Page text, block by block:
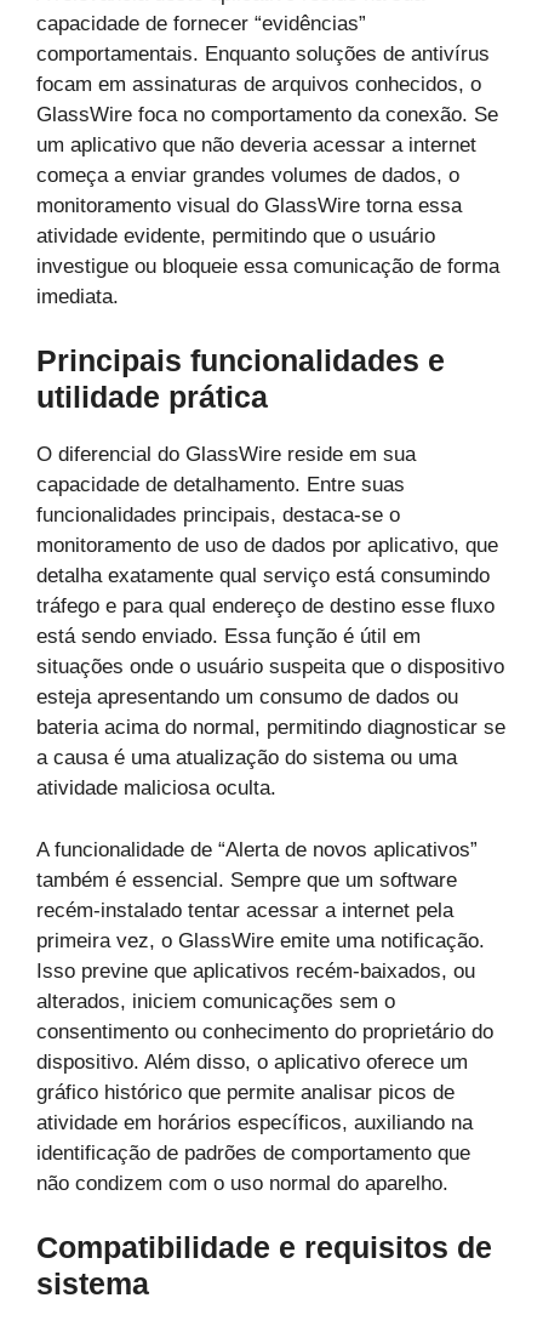
capacidade de fornecer “evidências”
comportamentais. Enquanto soluções de antivírus
focam em assinaturas de arquivos conhecidos, o
GlassWire foca no comportamento da conexão. Se
um aplicativo que não deveria acessar a internet
começa a enviar grandes volumes de dados, o
monitoramento visual do GlassWire torna essa
atividade evidente, permitindo que o usuário
investigue ou bloqueie essa comunicação de forma
imediata.
Principais funcionalidades e
utilidade prática
O diferencial do GlassWire reside em sua
capacidade de detalhamento. Entre suas
funcionalidades principais, destaca-se o
monitoramento de uso de dados por aplicativo, que
detalha exatamente qual serviço está consumindo
tráfego e para qual endereço de destino esse fluxo
está sendo enviado. Essa função é útil em
situações onde o usuário suspeita que o dispositivo
esteja apresentando um consumo de dados ou
bateria acima do normal, permitindo diagnosticar se
a causa é uma atualização do sistema ou uma
atividade maliciosa oculta.
A funcionalidade de “Alerta de novos aplicativos”
também é essencial. Sempre que um software
recém-instalado tentar acessar a internet pela
primeira vez, o GlassWire emite uma notificação.
Isso previne que aplicativos recém-baixados, ou
alterados, iniciem comunicações sem o
consentimento ou conhecimento do proprietário do
dispositivo. Além disso, o aplicativo oferece um
gráfico histórico que permite analisar picos de
atividade em horários específicos, auxiliando na
identificação de padrões de comportamento que
não condizem com o uso normal do aparelho.
Compatibilidade e requisitos de
sistema